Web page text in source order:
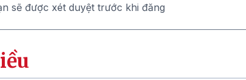
sẽ được xét duyệt trước khi đăng